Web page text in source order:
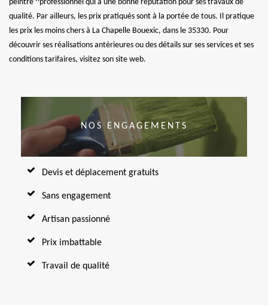
peintre ^professionnel qui a une bonne réputation pour ses travaux de
qualité. Par ailleurs, les prix pratiqués sont à la portée de tous. Il pratique
les prix les moins chers à La Chapelle Bouexic, dans le 35330. Pour
découvrir ses réalisations antérieures ou des détails sur ses services et ses
conditions tarifaires, visitez son site web.
NOS ENGAGEMENTS
Devis et déplacement gratuits
Sans engagement
Artisan passionné
Prix imbattable
Travail de qualité